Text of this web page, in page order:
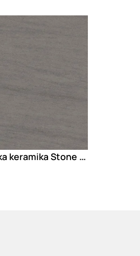
Porcelanska keramika Stone Basalto Oscuro